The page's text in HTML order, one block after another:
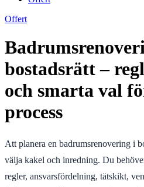
Offert
bostadsrätt –
och smarta val
process
Att planera en badrumsrenovering i
välja kakel och inredning. Du
regler, ansvarsfördelning, tätskikt,